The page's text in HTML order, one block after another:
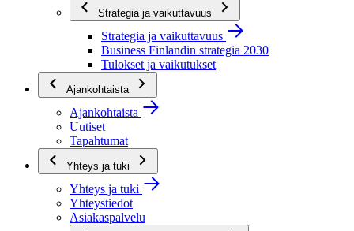
Strategia ja vaikuttavuus
Strategia ja vaikuttavuus
Business Finlandin strategia 2030
Tulokset ja vaikutukset
Ajankohtaista
Ajankohtaista
Uutiset
Tapahtumat
Yhteys ja tuki
Yhteys ja tuki
Yhteystiedot
Asiakaspalvelu